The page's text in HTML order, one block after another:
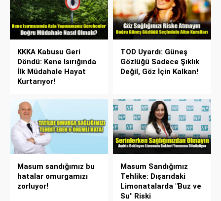
KKKA Kabusu Geri
Döndü: Kene Isırığında
İlk Müdahale Hayat
Kurtarıyor!
TOD Uyardı: Güneş
Gözlüğü Sadece Şıklık
Değil, Göz İçin Kalkan!
Masum sandığımız bu
hatalar omurgamızı
zorluyor!
Masum Sandığımız
Tehlike: Dışarıdaki
Limonatalarda "Buz ve
Su" Riski